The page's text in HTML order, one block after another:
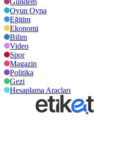
Gündem
Oyun Oyna
Eğitim
Ekonomi
Bilim
Video
Spor
Magazin
Politika
Gezi
Hesaplama Araçları